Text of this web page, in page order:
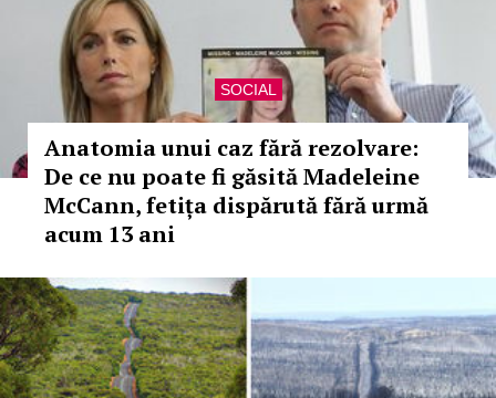
SOCIAL
Anatomia unui caz fără rezolvare:
De ce nu poate fi găsită Madeleine
McCann, fetița dispărută fără urmă
acum 13 ani